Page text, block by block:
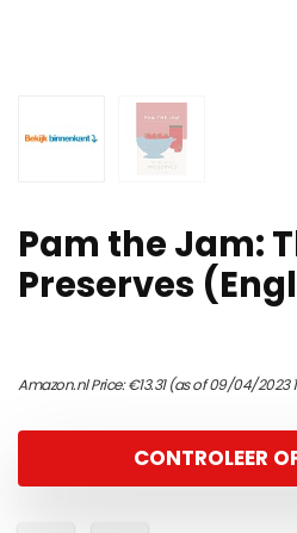
Pam the Jam:
Preserves
Amazon.nl Price:€13.31(as of 09/04/2023
CONTROLEER